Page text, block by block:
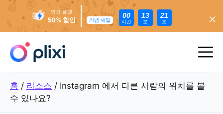
뛰
50% 할인
연간 플랜
기념 세일
00
시간
13
분
20
초
메
홈 / 리소스 / Instagram 에서 다른 사람의 위치를 볼
수 있나요?